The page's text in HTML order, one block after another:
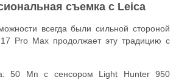
съемка с Leica
всегда были сильной стороной
Pro Max продолжает эту традицию с
50 Мп с сенсором Light Hunter 950